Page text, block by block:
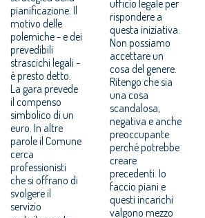
pianificazione. Il
motivo delle
polemiche - e dei
prevedibili
strascichi legali -
è presto detto.
La gara prevede
il compenso
simbolico di un
euro. In altre
parole il Comune
cerca
professionisti
che si offrano di
svolgere il
servizio
ufficio legale per
rispondere a
questa iniziativa.
Non possiamo
accettare un
cosa del genere.
Ritengo che sia
una cosa
scandalosa,
negativa e anche
preoccupante
perché potrebbe
creare
precedenti. Io
faccio piani e
questi incarichi
valgono mezzo